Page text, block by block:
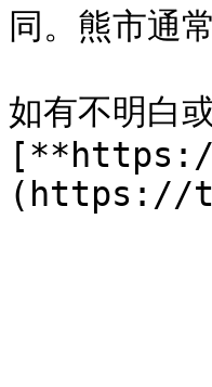
同。熊市通
如有不明白